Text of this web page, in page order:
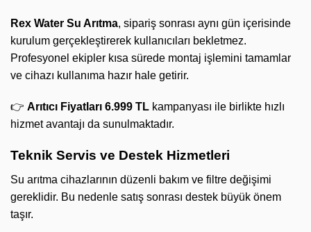
Rex Water Su Arıtma, sipariş sonrası aynı gün içerisinde
kurulum gerçekleştirerek kullanıcıları bekletmez.
Profesyonel ekipler kısa sürede montaj işlemini tamamlar
ve cihazı kullanıma hazır hale getirir.
👉 Arıtıcı Fiyatları 6.999 TL kampanyası ile birlikte hızlı
hizmet avantajı da sunulmaktadır.
Teknik Servis ve Destek Hizmetleri
Su arıtma cihazlarının düzenli bakım ve filtre değişimi
gereklidir. Bu nedenle satış sonrası destek büyük önem
taşır.